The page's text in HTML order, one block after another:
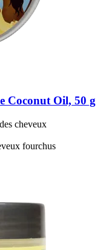
Coconut Oil, 50 g
cheveux
fourchus